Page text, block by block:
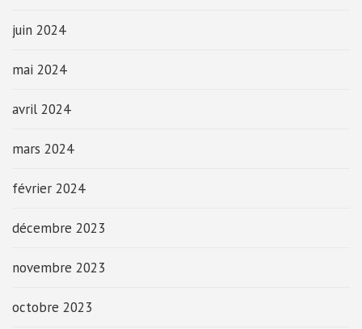
juin 2024
mai 2024
avril 2024
mars 2024
février 2024
décembre 2023
novembre 2023
octobre 2023